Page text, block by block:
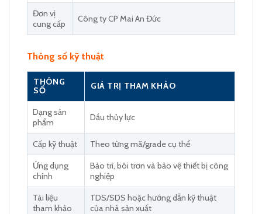
Đơn vị
cung cấp
Công ty CP Mai An Đức
Thông số kỹ thuật
THÔNG
SỐ
GIÁ TRỊ THAM KHẢO
Dạng sản
phẩm
Dầu thủy lực
Cấp kỹ thuật Theo từng mã/grade cụ thể
Ứng dụng
chính
Bảo trì, bôi trơn và bảo vệ thiết bị công
nghiệp
Tài liệu
tham khảo
TDS/SDS hoặc hướng dẫn kỹ thuật
của nhà sản xuất